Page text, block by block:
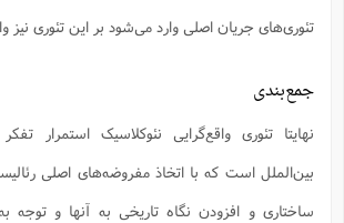
تئوری‌های جریان اصلی وارد می‌شود بر این تئوری نیز
جمع‌بندی
نهایتا تئوری واقع‌گرایی نئوکلاسیک استمرار
بین‌الملل است که با اتخاذ مفروضه‌های اصلی
ساختاری و افزودن نگاه تاریخی به آنها و توجه